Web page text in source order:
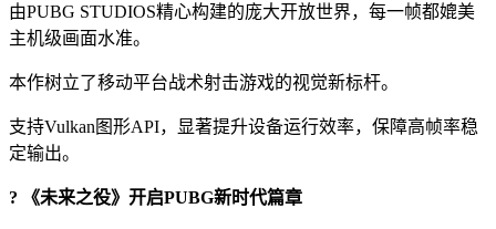
由PUBG STUDIOS精心构建的庞大开放世界，每一帧都媲美
主机级画面水准。
本作树立了移动平台战术射击游戏的视觉新标杆。
支持Vulkan图形API，显著提升设备运行效率，保障高帧率稳
定输出。
? 《未来之役》开启PUBG新时代篇章